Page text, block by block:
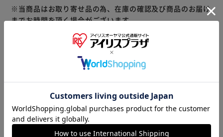
●液の残量が少ないとき、直立・直倒立以外の角度では出に
くくなることがある。
●床や壁、便座などの拭き掃除には使用しない。液が付着し
た場合は、トイレットペーパー等で拭き取る。
●温水洗浄ノズル・温風出口・スイッチには使用しない。
●子供の手の届く所に置かない。
●認知症の方などの誤飲を防ぐため、置き場所に注意する。
●荒れ性の方や長時間使用する場合は炊事用手袋を使う。
【ホワイトフローラルの香り】
※当商品はお取り寄せ品の為、在庫の確認及び商品のお届け
までお時間を頂く場合がございます。
また、商品がメーカーにて完売となっていた場合、キャンセ
ル又は注文内容の変更をお願いいたしております。
予めご了承くださいますようお願いいたします。
商品はアイリスプラザがセレクトしたオススメ商品です。
商品情報
▼その他 商品はこちら▼